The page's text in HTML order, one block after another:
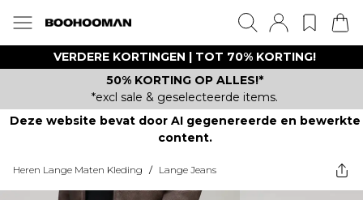
VERDERE KORTINGEN | TOT 70% KORTING!
50% KORTING OP ALLES!*
*excl sale & geselecteerde items.
Deze website bevat door AI gegenereerde en bewerkte
content.
Heren Lange Maten Kleding / Lange Jeans